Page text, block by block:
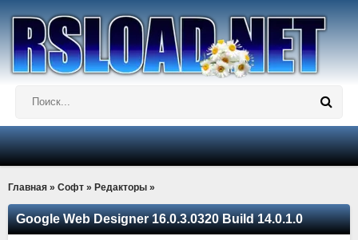
Главная » Софт » Редакторы »
Google Web Designer 16.0.3.0320 Build 14.0.1.0